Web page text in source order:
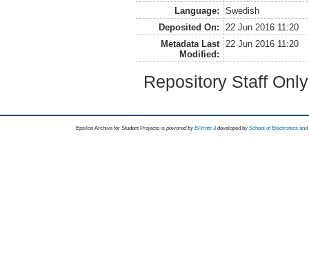
Language:
Swedish
Deposited On:
22 Jun 2016 11:20
Metadata Last
Modified:
22 Jun 2016 11:20
Repository Staff
Epsilon Archive for Student Projects is powored byEPrints 3 developed by School of Electronics